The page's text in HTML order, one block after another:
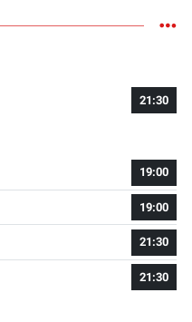
21:30
19:00
19:00
21:30
21:30